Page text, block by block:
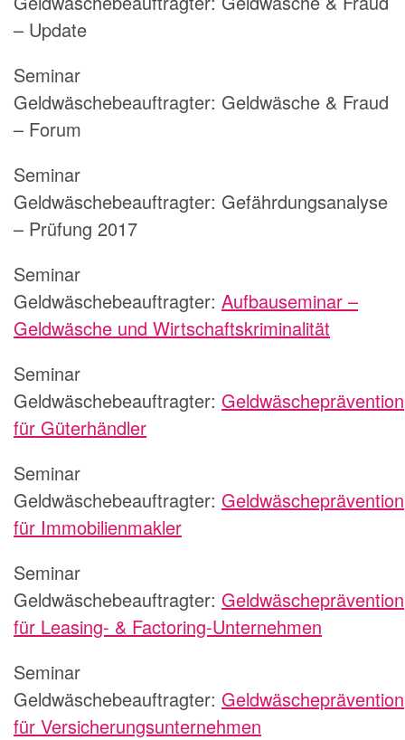
– Update
Seminar
Geldwäschebeauftragter: Geldwäsche & Fraud
– Forum
Seminar
Geldwäschebeauftragter: Gefährdungsanalyse
– Prüfung 2017
Seminar
Geldwäschebeauftragter: Aufbauseminar –
Geldwäsche und Wirtschaftskriminalität
Seminar
Geldwäschebeauftragter: Geldwäscheprävention
für Güterhändler
Seminar
Geldwäschebeauftragter: Geldwäscheprävention
für Immobilienmakler
Seminar
Geldwäschebeauftragter: Geldwäscheprävention
für Leasing- & Factoring-Unternehmen
Seminar
Geldwäschebeauftragter: Geldwäscheprävention
für Versicherungsunternehmen